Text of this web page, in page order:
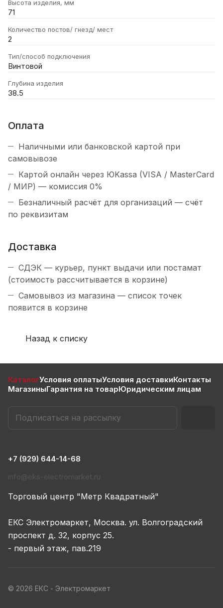
Высота изделия, мм
71
Количество постов/ гнезд/ мест
2
Тип/способ подключения
Винтовой
Глубина изделия
38.5
Оплата
Наличными или банковской картой при
самовывозе
Картой онлайн через ЮKassa (VISA / MasterCard
/ МИР) — комиссия 0%
Безналичный расчёт для организаций — счёт
по реквизитам
Доставка
СДЭК — курьер, пункт выдачи или постамат
(стоимость рассчитывается в корзине)
Самовывоз из магазина — список точек
появится в корзине
Назад к списку
КаталогУсловия оплатыУсловия доставкиКонтакты
МагазиныГарантия на товарЮридическим лицам
+7 (929) 644-14-68
info@eks-electromarket.ru
Торговый центр "Метр Квадратный"
ЕКС Электромаркет, Москва. ул. Волгоградский
проспект д. 32, корпус 25.
- первый этаж, пав.219
© 2026 ЕКС - Электромаркет